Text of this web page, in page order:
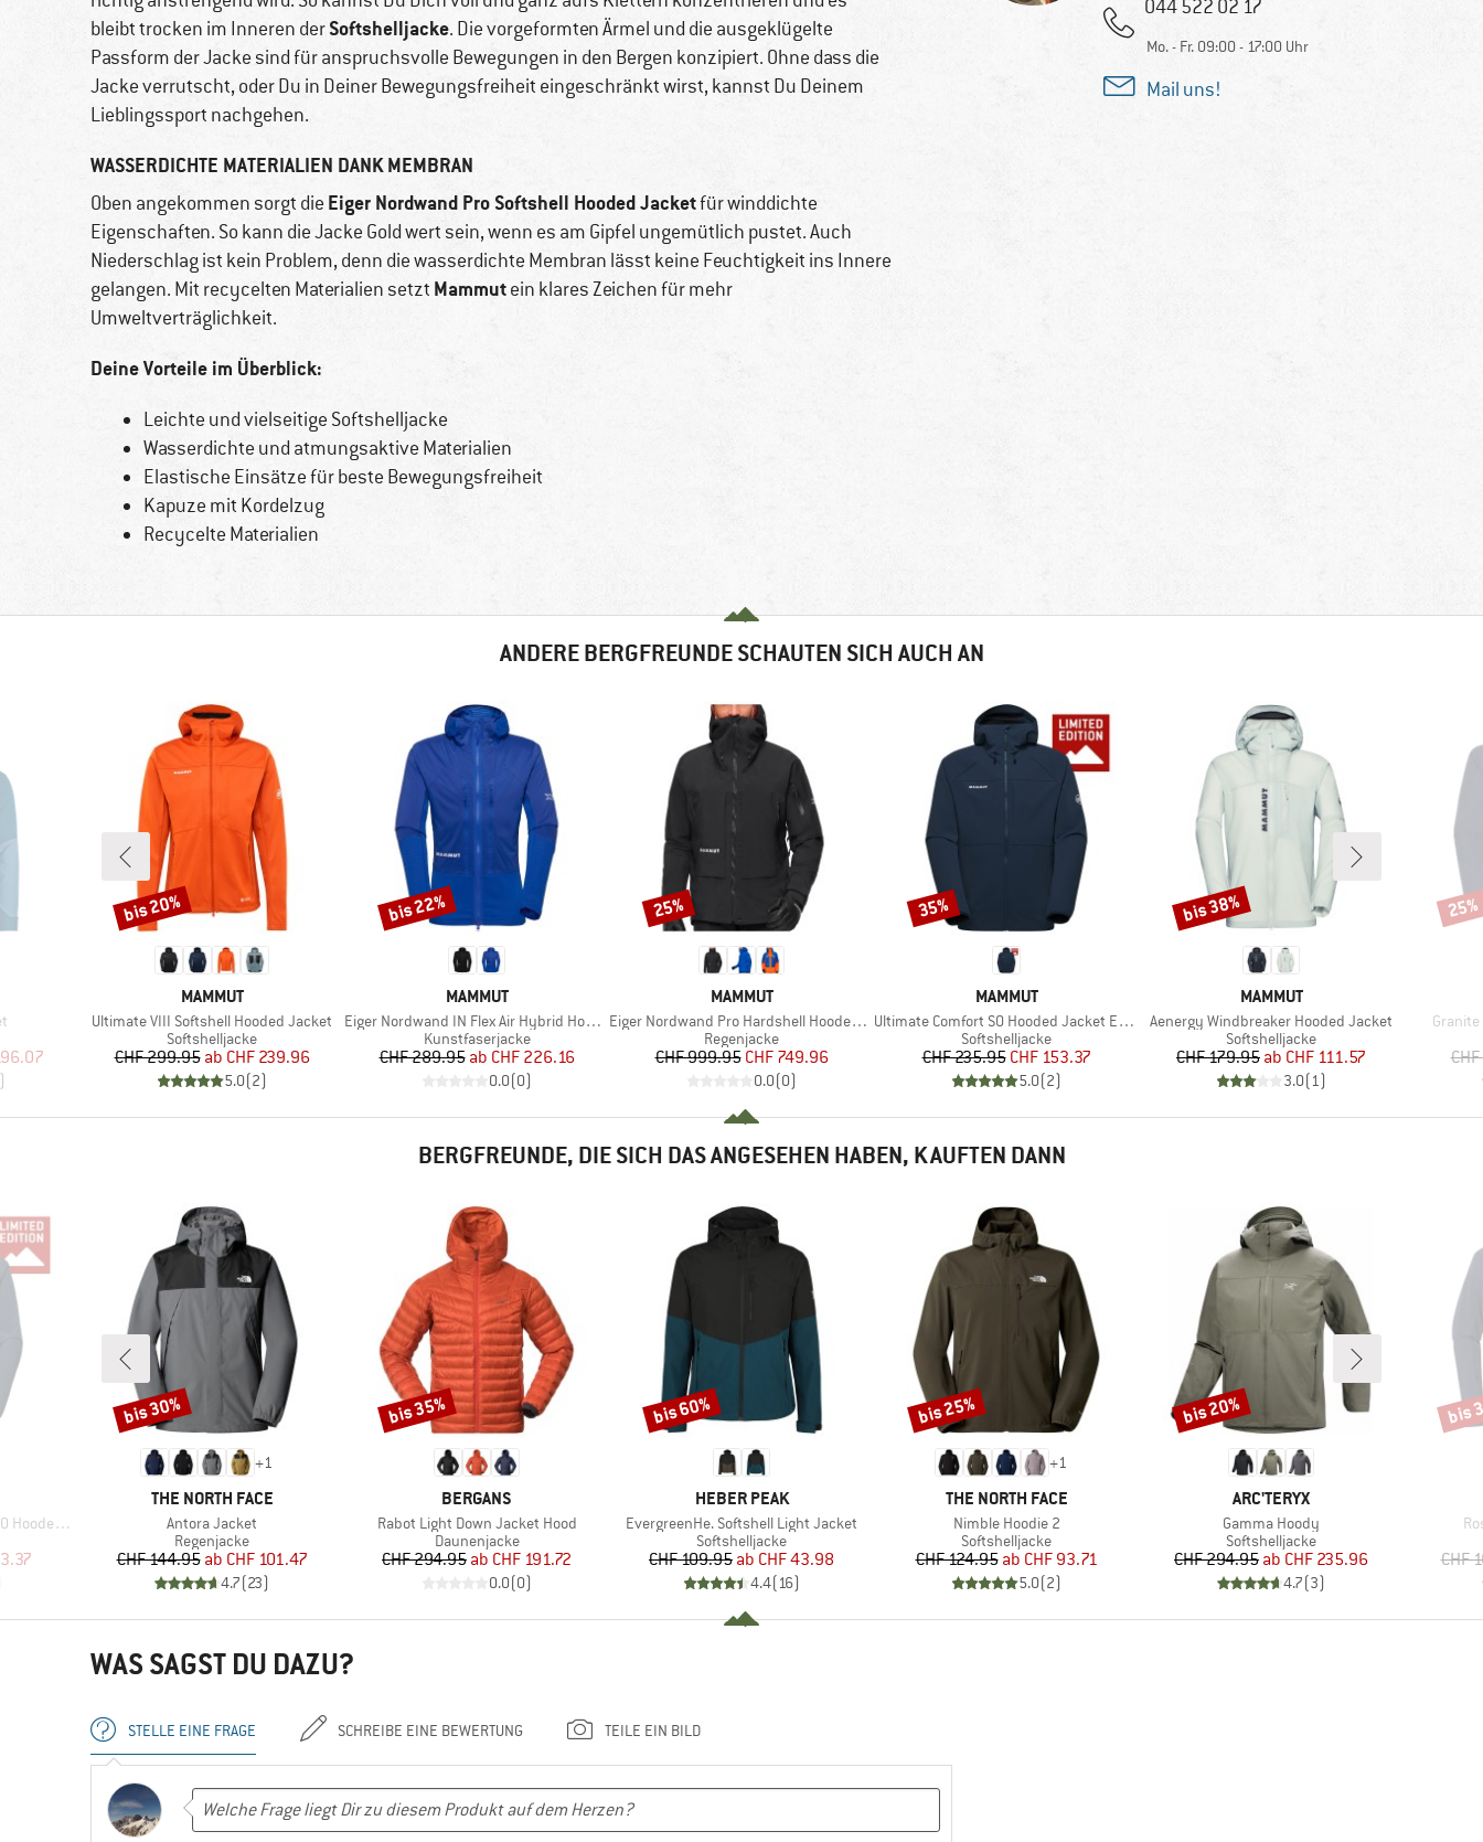
bleibt trocken im Inneren derSoftshelljacke. Die vorgeformten Ärmel und die ausgeklügelte
Passform der Jacke sind für anspruchsvolle Bewegungen in den Bergen konzipiert. Ohne dass die
Jacke verrutscht, oder Du in Deiner Bewegungsfreiheit eingeschränkt wirst, kannst Du Deinem
Lieblingssport nachgehen.
WASSERDICHTE MATERIALIEN DANK MEMBRAN
Oben angekommen sorgt die Eiger Nordwand Pro Softshell Hooded Jacketfür winddichte
Eigenschaften. So kann die Jacke Gold wert sein, wenn es am Gipfel ungemütlich pustet. Auch
Niederschlag ist kein Problem, denn die wasserdichte Membran lässt keine Feuchtigkeit ins Innere
gelangen. Mit recycelten Materialien setzt Mammutein klares Zeichen für mehr
Umweltverträglichkeit.
Deine Vorteile im Überblick:
Leichte und vielseitige Softshelljacke
Wasserdichte und atmungsaktive Materialien
Elastische Einsätze für beste Bewegungsfreiheit
Kapuze mit Kordelzug
Recycelte Materialien
044 522 02 17
Mo. - Fr. 09:00 - 17:00 Uhr
Mail uns!
ANDERE BERGFREUNDE SCHAUTEN SICH AUCH AN
Preis
)
MARKE
MAMMUT
Artikel
Ultimate VIII Softshell Hooded Jacket
Produktgruppe
Softshelljacke
Preis
CHF 299.95 reduzierter Preis
ab CHF 239.96
5.0(2)
Rabatt
bis 20%
MARKE
MAMMUT
Artikel
Eiger Nordwand IN Flex Air Hybrid Hooded Jacket
Produktgruppe
Kunstfaserjacke
Preis
CHF 289.95 reduzierter Preis
ab CHF 226.16
0.0(0)
Rabatt
bis 22%
MARKE
MAMMUT
Artikel
Eiger Nordwand Pro Hardshell Hooded Jacket
Produktgruppe
Regenjacke
Preis
CHF 999.95reduzierter Preis
CHF 749.96
0.0(0)
Rabatt
25%
MARKE
MAMMUT
Artikel
Ultimate Comfort SO Hooded Jacket Exclusive
Produktgruppe
Softshelljacke
Preis
CHF 235.95reduzierter Preis
CHF 153.37
5.0(2)
Rabatt
35%
MARKE
MAMMUT
Artikel
Aenergy Windbreaker Hooded Jacket
Produktgruppe
Softshelljacke
Preis
CHF 179.95 reduzierter Preis
ab CHF 111.57
3.0(1)
Rabatt
bis 38%
Artikel
25%
BERGFREUNDE, DIE SICH DAS ANGESEHEN HABEN, KAUFTEN DANN
Exclusive
Preis
+1
MARKE
THE NORTH FACE
Artikel
Antora Jacket
Produktgruppe
Regenjacke
Preis
CHF 144.95 reduzierter Preis
ab CHF 101.47
4.7(23)
Rabatt
bis 30%
MARKE
BERGANS
Artikel
Rabot Light Down Jacket Hood
Produktgruppe
Daunenjacke
Preis
CHF 294.95 reduzierter Preis
ab CHF 191.72
0.0(0)
Rabatt
bis 35%
MARKE
HEBER PEAK
Artikel
EvergreenHe. Softshell Light Jacket
Produktgruppe
Softshelljacke
Preis
CHF 109.95 reduzierter Preis
ab CHF 43.98
4.4(16)
Rabatt
bis 60%
+1
MARKE
THE NORTH FACE
Artikel
Nimble Hoodie 2
Produktgruppe
Softshelljacke
Preis
CHF 124.95 reduzierter Preis
ab CHF 93.71
5.0(2)
Rabatt
bis 25%
MARKE
ARC'TERYX
Artikel
Gamma Hoody
Produktgruppe
Softshelljacke
Preis
CHF 294.95 reduzierter Preis
ab CHF 235.96
4.7(3)
Rabatt
bis 20%
CHF
bis
WAS SAGST DU DAZU?
STELLE EINE FRAGE SCHREIBE EINE BEWERTUNG TEILE EIN BILD